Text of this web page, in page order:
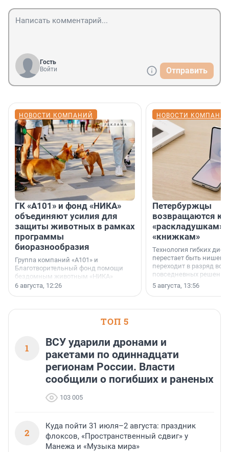
Гость
Войти
Отправить
НОВОСТИ КОМПАНИЙ
ГК «А101» и фонд «НИКА»
объединяют усилия для
защиты животных в рамках
программы
биоразнообразия
Группа компаний «А101» и
Благотворительный фонд помощи
бездомным животным «НИКА»
заключили соглашение о
6 августа, 12:26
НОВОСТИ
Петербуржцы
возвращаются к
«раскладушкам»
«книжкам»
Технология гибких
перестает быть
переходит в разряд
повседневных
5 августа, 13:56
ТОП 5
1
ВСУ ударили дронами и
ракетами по одиннадцати
регионам России. Власти
сообщили о погибших и раненых
103 005
2
Куда пойти 31 июля–2 августа: праздник
флоксов, «Пространственный сдвиг» у
Манежа и «Музыка мира»